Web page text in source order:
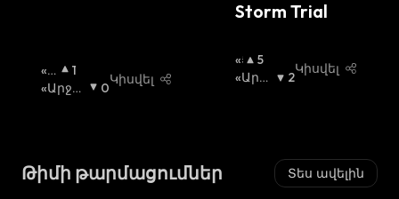
«Ց
Լ
Ա:
1
«Արջի»
0
Կիսվել
«Ց
Լ
5
«Արջ
2
Կիսվել
Թիմի թարմացումներ Տես ավելին